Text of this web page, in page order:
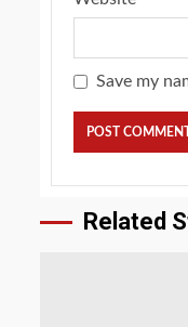
Save my
Related